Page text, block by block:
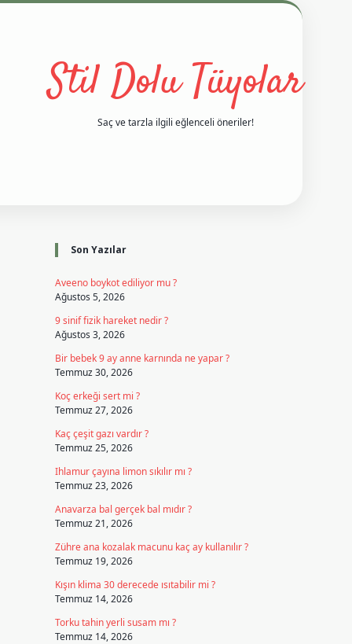
Stil Dolu Tüyolar
Saç ve tarzla ilgili eğlenceli öneriler!
Sidebar
Son Yazılar
Aveeno boykot ediliyor mu ?
Ağustos 5, 2026
9 sinif fizik hareket nedir ?
Ağustos 3, 2026
Bir bebek 9 ay anne karnında ne yapar ?
Temmuz 30, 2026
Koç erkeği sert mi ?
Temmuz 27, 2026
Kaç çeşit gazı vardır ?
Temmuz 25, 2026
Ihlamur çayına limon sıkılır mı ?
Temmuz 23, 2026
Anavarza bal gerçek bal mıdır ?
Temmuz 21, 2026
Zühre ana kozalak macunu kaç ay kullanılır ?
Temmuz 19, 2026
Kışın klima 30 derecede ısıtabilir mi ?
Temmuz 14, 2026
Torku tahin yerli susam mı ?
Temmuz 14, 2026